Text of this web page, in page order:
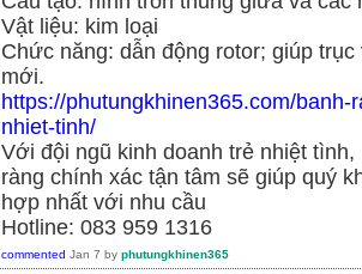
Vật liệu: kim loại
Chức năng: dẫn động rotor; giúp
mới.
https://phutungkhinen365.com/
nhiet-tinh/
Với đội ngũ kinh doanh trẻ nhiệt
ràng chính xác tận tâm sẽ giúp quý
hợp nhất với nhu cầu
Hotline: 083 959 1316
commented Jan 7 by phutungkhinen365